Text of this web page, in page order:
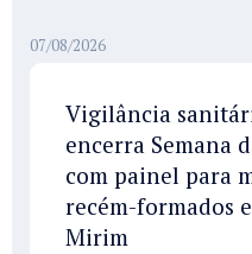
07/08/2026
Vigilância
encerra Semana
com painel para
recém-formados
Mirim